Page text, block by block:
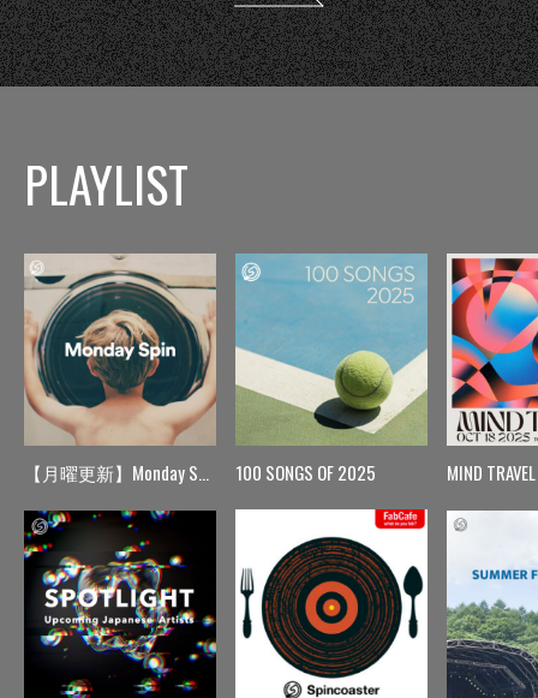
PLAYLIST
【月曜更新】Monday Spin 100 SONGS OF 2025 MIND TRAVEL